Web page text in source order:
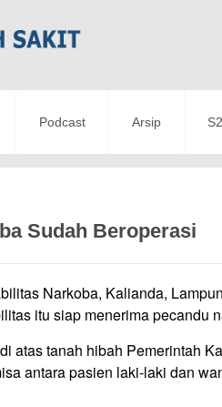
Podcast Arsip
Sudah Beroperasi
Narkoba, Kalianda,
itu siap menerima pecandu
atas tanah hibah Pemerintah
antara pasien laki-laki dan